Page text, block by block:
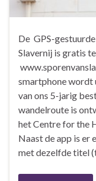
De GPS-
Slavernij is gratis
smartphone wordt
van ons 5-jarig
wandelroute is
het Centre for the
Naast de app is er
met dezelfde titel